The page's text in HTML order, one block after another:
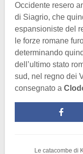
Occidente resero
di Siagrio, che
espansioniste del
le forze romane
determinando
dell’ultimo stato
sud, nel regno dei
consegnato a
Le catacombe di